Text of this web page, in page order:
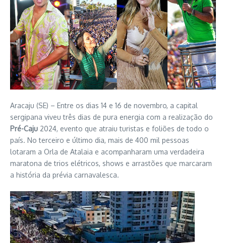
Aracaju (SE) – Entre os dias 14 e 16 de novembro, a capital
sergipana viveu três dias de pura energia com a realização do
Pré-Caju 2024, evento que atraiu turistas e foliões de todo o
país. No terceiro e último dia, mais de 400 mil pessoas
lotaram a Orla de Atalaia e acompanharam uma verdadeira
maratona de trios elétricos, shows e arrastões que marcaram
a história da prévia carnavalesca.